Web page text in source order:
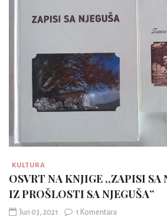
KULTURA
OSVRT NA KNJIGE ,,ZAPISI SA
IZ PROŠLOSTI SA NJEGUŠA”
Jun 03, 2021 1 Komentara